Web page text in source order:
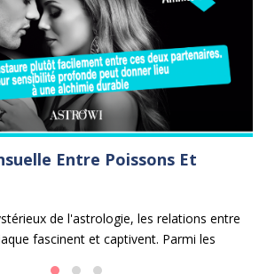
Entre Poissons Et
de l'astrologie, les relations entre
fascinent et captivent. Parmi les